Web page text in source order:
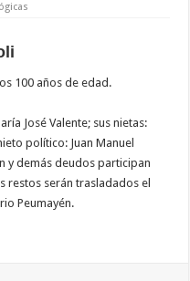
100 años de edad.
José Valente; sus nietas:
político: Juan Manuel
y demás deudos participan
restos serán trasladados el
Peumayén.